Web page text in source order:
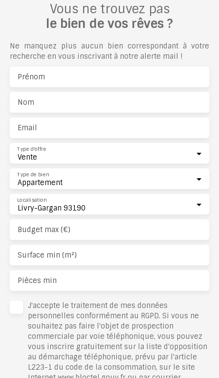
Vous ne trouvez pas
le bien de vos rêves ?
Ne manquez plus aucun bien correspondant à votre
recherche en vous inscrivant à notre alerte mail !
Prénom
Nom
Email
Vente
Type d'offre
Appartement
Type de bien
Livry-Gargan 93190
Localisation
Budget max (€)
Surface min (m²)
Pièces min
J'accepte le traitement de mes données
personnelles conformément au RGPD. Si vous ne
souhaitez pas faire l'objet de prospection
commerciale par voie téléphonique, vous pouvez
vous inscrire gratuitement sur la liste d'opposition
au démarchage téléphonique, prévu par l'article
L223-1 du code de la consommation, sur le site